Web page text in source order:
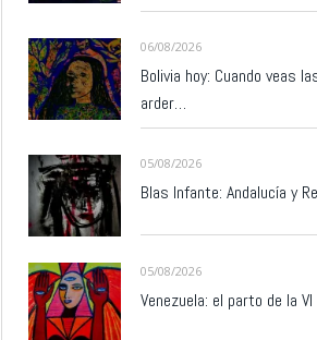
06/08/2026
Bolivia hoy: Cuando veas
arder…
05/08/2026
Blas Infante: Andalucía y
05/08/2026
Venezuela: el parto de la VI